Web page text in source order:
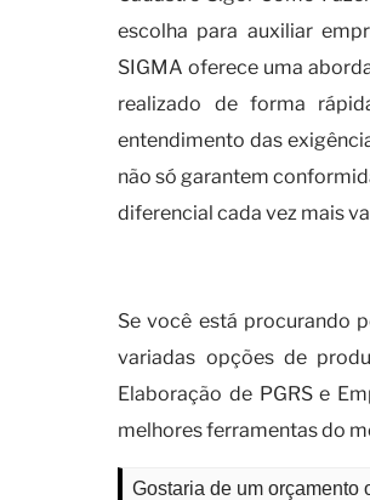
escolha para auxiliar
SIGMA oferece uma
realizado de forma
entendimento das
não só garantem
diferencial cada vez mais
Se você está procurando
variadas opções de
Elaboração de PGRS e
melhores ferramentas do
Gostaria de um orçamento